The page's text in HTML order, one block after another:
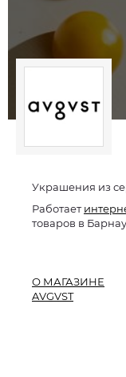
Украшения из
Работает
товаров в
О МАГАЗИНЕ
AVGVST